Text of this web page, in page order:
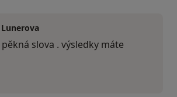
Lunerova
slova . výsledky máte